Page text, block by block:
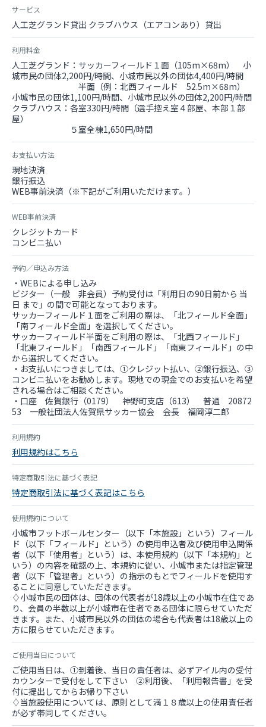
サービス
人工芝グランド貸出 クラブハウス（エアコンあり）貸出
利用料金
人工芝グランド：サッカーフィールド１面（105m×68m） 小
城市民の団体2,200円/時間、小城市民以外の団体4,400円/時間
半面（例：北西フィールド 52.5m×68m）
小城市民の団体1,100円/時間、小城市民以外の団体2,200円/時間
クラブハウス：各室330円/時間（選手控え室４部屋、本部１部
屋）
５室全棟1,650円/時間
お支払い方法
現地決済
銀行振込
WEB事前決済（※下記がご利用いただけます。）
WEB事前決済
クレジットカード
コンビニ払い
予約／申込み方法
・WEBによる申し込み
ビジター（一般 非会員）予約受付は「利用日の90日前から 当
日 まで」の間で可能となっております。
サッカーフィールド１面をご利用の際は、「北フィールド全面」
「南フィールド全面」を選択してください。
サッカーフィールド半面をご利用の際は、「北西フィールド」
「北東フィールド」「南西フィールド」「南東フィールド」の中
から選択してください。
・お支払いにつきましては、①クレジット払い、②銀行振込、③
コンビニ払いをお勧めします。現地での現金でのお支払いを希望
される場合はご相談ください。
・口座 佐賀銀行（0179） 神野町支店（613） 普通 20872
53 一般社団法人佐賀県サッカー協会 会長 福岡淳二郎
利用規約
利用規約はこちら
特定商取引法に基づく表記
特定商取引法に基づく表記はこちら
使用規約について
小城市フットボールセンター（以下「本施設」という）フィール
ド（以下「フィールド」という）の使用申込者及び使用申込関係
者（以下「使用者」という）は、本使用規約（以下「本規約」と
いう）の内容を確認の上、本規約に従い、小城市または指定管理
者（以下「管理者」という）の指示のもとでフィールドを使用す
ることに同意していただきます。
♢小城市民の団体は、団体の代表者が18歳以上の小城市在住であ
り、会員の半数以上が小城市在住者である団体に限らせていただ
きます。また、小城市民以外の団体の場合も代表者は18歳以上の
方に限らせていただきます。
ご使用当日について
ご使用当日は、①到着後、当日の責任者は、必ずアイル内の受付
カウンターで受付をして下さい ②利用後、「利用報告書」を受
付に提出してからお帰り下さい
♢当施設使用については、原則として満１８歳以上の使用責任者
が必ず帯同してください。